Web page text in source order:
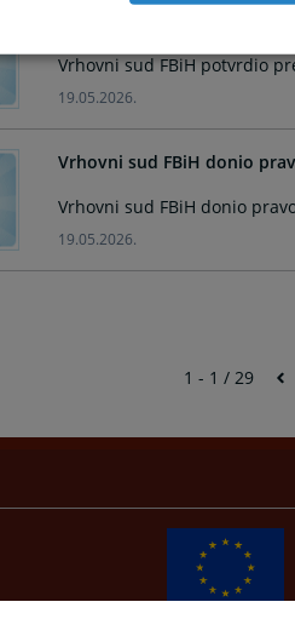
Vrhovni sud FBiH
Vrhovni sud FBiH potvrdio
19.05.2026.
Vrhovni sud FBiH donio
Vrhovni sud FBiH donio
19.05.2026.
1 - 1 / 29